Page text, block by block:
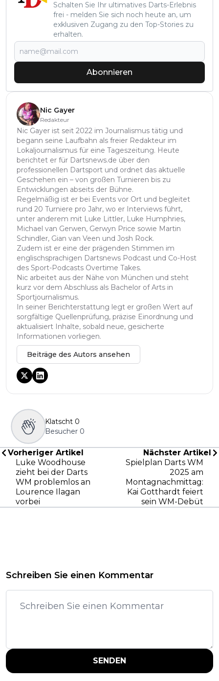
Schalten Sie Ihr ultimatives Darts-Erlebnis
frei - melden Sie sich noch heute an, um
exklusiven Zugang zu den Top-Stories zu
erhalten.
Abonnieren
Nic Gayer
Redakteur
Nic Gayer ist seit 2022 im Journalismus tätig und
begann seine Laufbahn als freier Redakteur im
Lokaljournalismus für eine Tageszeitung. Heute
berichtet er für Dartsnews.de über den
professionellen Dartsport und ordnet das aktuelle
Geschehen ein – von großen Turnieren bis zu
Entwicklungen abseits der Bühne.
Regelmäßig ist er bei Events vor Ort und begleitet
rund 20 Turniere pro Jahr, wo er Interviews führt,
unter anderem mit Luke Littler, Luke Humphries,
Michael van Gerwen, Gerwyn Price sowie Martin
Schindler, Gian van Veen und Josh Rock.
Zudem ist er eine der prägenden Stimmen im
englischsprachigen Dartsnews Podcast und Co-Host
des Sport-Podcasts Overtime Takes.
Nic arbeitet aus der Nähe von München und steht
kurz vor dem Abschluss als Bachelor of Arts in
Sportjournalismus.
In seiner Berichterstattung legt er großen Wert auf
sorgfältige Quellenprüfung, präzise Einordnung und
aktualisiert Inhalte, sobald neue, gesicherte
Informationen vorliegen.
Beiträge des Autors ansehen
Klatscht 0
Besucher 0
Vorheriger Artikel
Luke Woodhouse
zieht bei der Darts
WM problemlos an
Lourence Ilagan
vorbei
Nächster Artikel
Spielplan Darts WM
2025 am
Montagnachmittag:
Kai Gotthardt feiert
sein WM-Debüt
Schreiben Sie einen Kommentar
SENDEN